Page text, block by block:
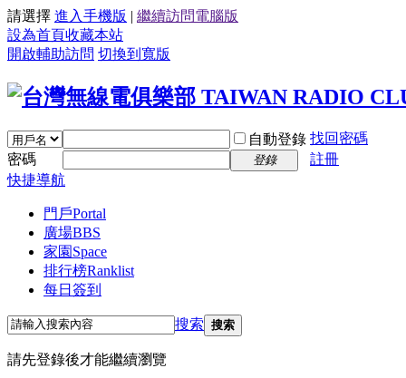
請選擇 進入手機版 | 繼續訪問電腦版
設為首頁收藏本站
開啟輔助訪問 切換到寬版
自動登錄 找回密碼
密碼
登錄
註冊
快捷導航
門戶Portal
廣場BBS
家園 Space
排行榜Ranklist
每日簽到
搜索 搜索
請先登錄後才能繼續瀏覽